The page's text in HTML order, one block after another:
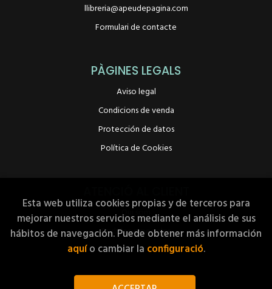
llibreria@apeudepagina.com
Formulari de contacte
PÀGINES LEGALS
Aviso legal
Condicions de venda
Protección de datos
Política de Cookies
Qui som
Pedidos especiales
Esta web utiliza cookies propias y de terceros para
mejorar nuestros servicios mediante el análisis de sus
hábitos de navegación. Puede obtener más información
aquío cambiar la configuració.